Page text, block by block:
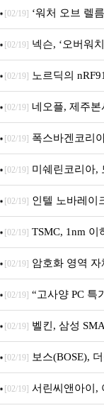
특별 프로모션 진행
[02/19] ‘워처 오브 렐
시
[02/19] 넥슨, ‘오버워
(D.Mon)’ 공개!
[02/19] 노르딕의
커넥티드 기기 개발
[02/19] 네오플, 제주본
[02/19] 폭스바겐코리
스' 이벤트 실시
[02/19] 미쉐린코리아,
트 진행
[02/19] 인텔 노바레이
40W?
[02/19] TSMC, 1nm 이
발
[02/19] 암호화 영역 자
브' 공개
[02/19] “고사양 PC 특
행
[02/19] 벨킨, 삼성
시
[02/19] 보스(BOSE),
의 ‘QC 헤드폰 2세대
[02/19] 서린씨앤아이,